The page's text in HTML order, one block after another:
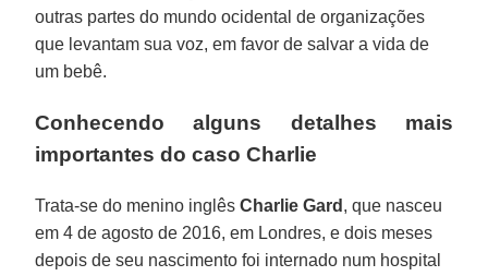
outras partes do mundo ocidental de organizações
que levantam sua voz, em favor de salvar a vida de
um bebê.
Conhecendo alguns detalhes mais
importantes do caso Charlie
Trata-se do menino inglêsCharlie Gard , que nasceu
em 4 de agosto de 2016, em Londres, e dois meses
depois de seu nascimento foi internado num hospital